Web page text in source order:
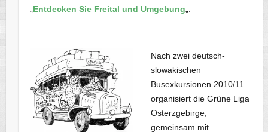
Entdecken Sie Freital und Umgebung
Nach zwei deutsch-
slowakischen
Busexkursionen 2010/11
organisiert die Grüne Liga
Osterzgebirge,
gemeinsam mit